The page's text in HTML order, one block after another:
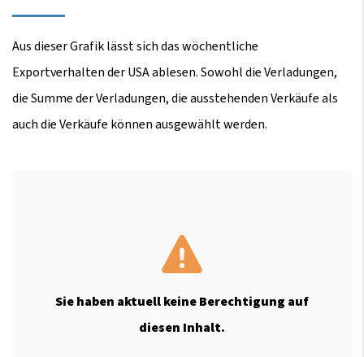
Aus dieser Grafik lässt sich das wöchentliche
Exportverhalten der USA ablesen. Sowohl die Verladungen,
die Summe der Verladungen, die ausstehenden Verkäufe als
auch die Verkäufe können ausgewählt werden.
Sie haben aktuell keine Berechtigung auf
diesen Inhalt.